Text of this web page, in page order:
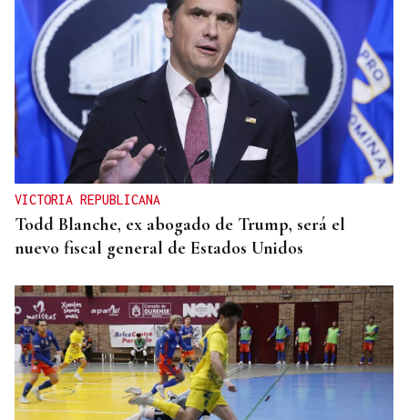
ADVIERTE CONTRA RETORNOS
Unicef asegura que "faltan menores por registrar"
en Ceuta y pide analizar caso por caso
VICTORIA REPUBLICANA
Todd Blanche, ex abogado de Trump, será el
nuevo fiscal general de Estados Unidos